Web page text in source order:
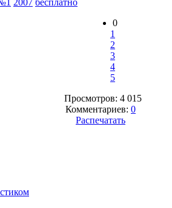
0
1
2
3
4
5
Просмотров: 4 015
Комментариев: 0
Распечатать